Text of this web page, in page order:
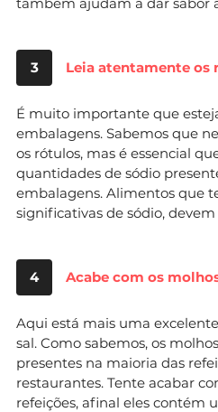
3 Leia atentamente os
É muito importante que
embalagens. Sabemos que
os rótulos, mas é essencial
quantidades de sódio
embalagens. Alimentos que
significativas de sódio, devem
4 Acabe com os
Aqui está mais uma
sal. Como sabemos, os
presentes na maioria das
restaurantes. Tente acabar
refeições, afinal eles contém